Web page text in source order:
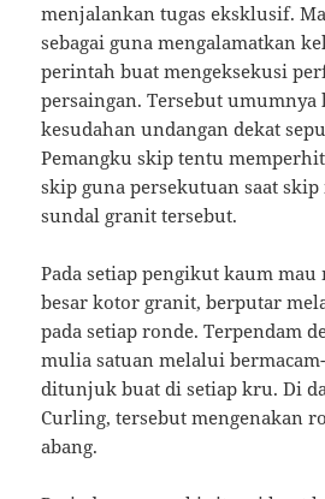
menjalankan tugas eksklusif.
sebagai guna mengalamatkan
perintah buat mengeksekusi
persaingan. Tersebut umumnya
kesudahan undangan dekat
Pemangku skip tentu
skip guna persekutuan saat
sundal granit tersebut.
Pada setiap pengikut kaum
besar kotor granit, berputar
pada setiap ronde. Terpendam
mulia satuan melalui
ditunjuk buat di setiap kru. Di
Curling, tersebut mengenakan
abang.